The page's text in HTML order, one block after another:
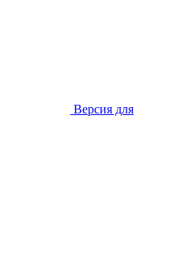
Версия для